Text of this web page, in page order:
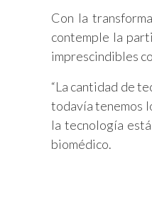
Con la
contemple la
imprescindibles
“La cantidad de
todavía tenemos
la tecnología
biomédico.